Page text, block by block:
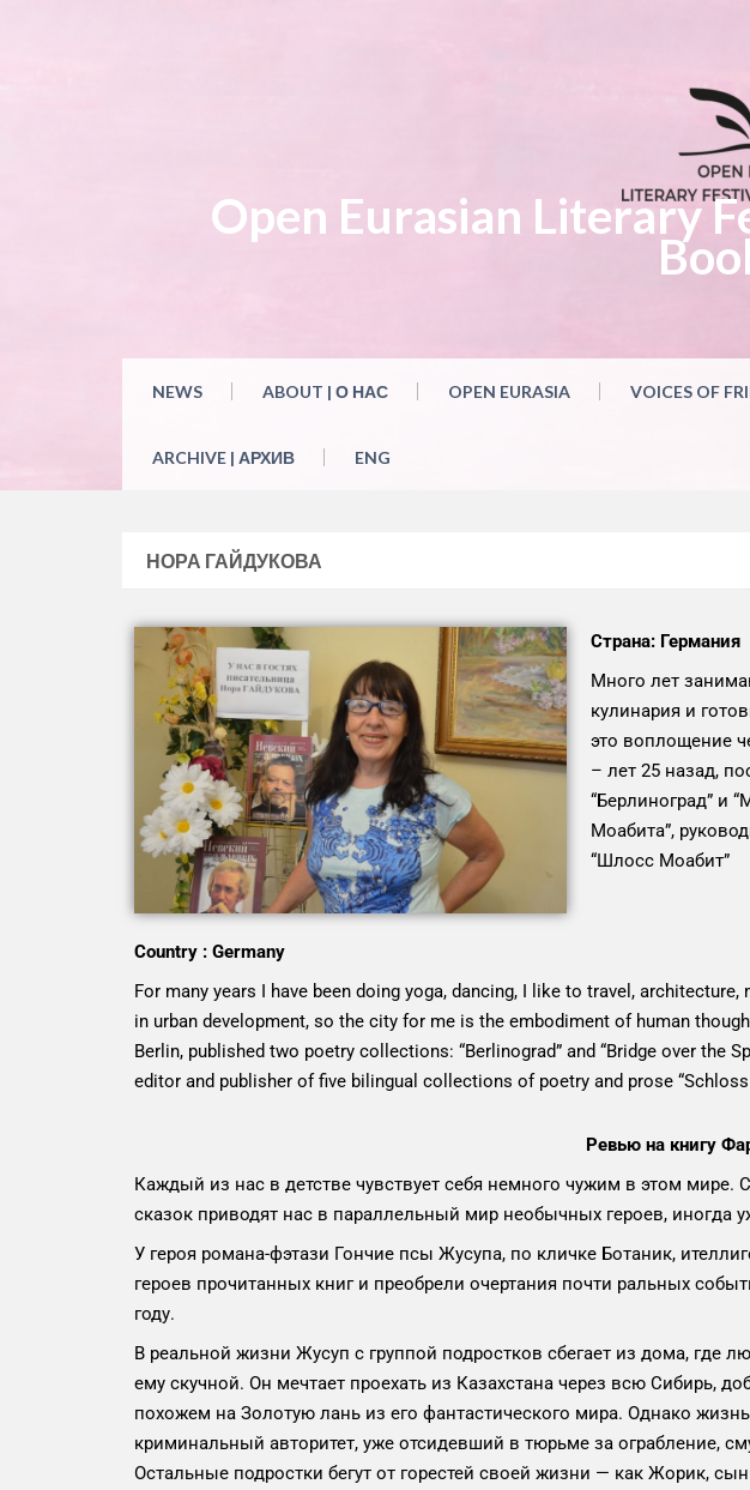
Open Eurasian Literary
NEWS ABOUT | О НАС OPEN EURASIA VOICES OF
ARCHIVE | АРХИВ ENG
НОРА ГАЙДУКОВА
Страна: Германия
Много лет
кулинария и
это воплощение
– лет 25 назад,
“Берлиноград” и
Моабита”,
“Шлосс Моабит”
Country : Germany
For many years I have been doing yoga, dancing, I like to travel,
in urban development, so the city for me is the embodiment of human
Berlin, published two poetry collections: “Berlinograd” and “Bridge over the
editor and publisher of five bilingual collections of poetry and prose
Ревью на книгу
Каждый из нас в детстве чувствует себя немного чужим в этом
сказок приводят нас в параллельный мир необычных героев, иногда
У героя романа-фэтази Гончие псы Жусупа, по кличке Ботаник,
героев прочитанных книг и преобрели очертания почти ральных
году.
В реальной жизни Жусуп с группой подростков сбегает из дома, где
ему скучной. Он мечтает проехать из Казахстана через всю Сибирь,
похожем на Золотую лань из его фантастического мира. Однако
криминальный авторитет, уже отсидевший в тюрьме за ограбление,
Остальные подростки бегут от горестей своей жизни — как Жорик,